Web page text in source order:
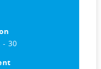
- 30